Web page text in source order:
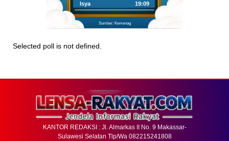
Isya 19:09
Sumber: Kemenag
Selected poll is not defined.
KANTOR REDAKSI : Jl. Almarkas II No. 9 Makassar-
Sulawesi Selatan Tlp/Wa 082215241808